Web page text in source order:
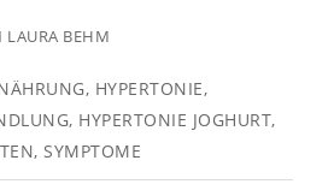
LAURA BEHM
, HYPERTONIE,
, HYPERTONIE JOGHURT,
, SYMPTOME